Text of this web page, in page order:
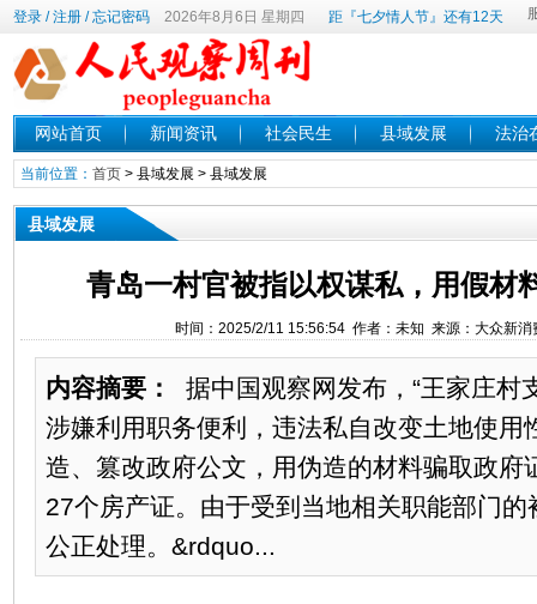
登录/注册/忘记密码 2026年8月6日 星期四 距『七夕情人节』还有12天
网站首页 新闻资讯 社会民生 县域发展 法治
当前位置： 首页> 县域发展 > 县域发展
县域发展
青岛一村官被指以权谋私，用假材
时间：2025/2/11 15:56:54 作者：未知 来源：大众新
内容摘要：
据中国观察网发布，“王家庄村
涉嫌利用职务便利，违法私自改变土地使用
造、篡改政府公文，用伪造的材料骗取政府
27个房产证。由于受到当地相关职能部门
公正处理。&rdquo...